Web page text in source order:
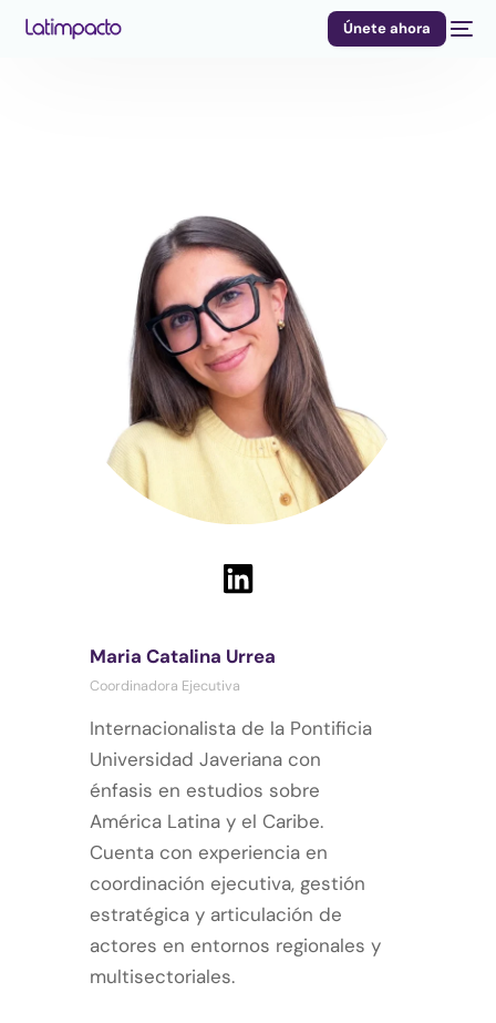
Únete ahora
Maria Catalina Urrea
Coordinadora Ejecutiva
Internacionalista de la Pontificia
Universidad Javeriana con
énfasis en estudios sobre
América Latina y el Caribe.
Cuenta con experiencia en
coordinación ejecutiva, gestión
estratégica y articulación de
actores en entornos regionales y
multisectoriales.